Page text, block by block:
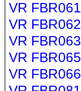
VR FBR061
VR FBR062
VR FBR063
VR FBR065
VR FBR066